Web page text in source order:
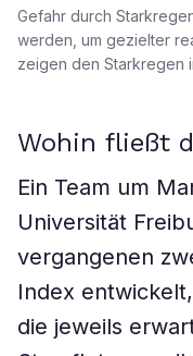
Gefahr durch
werden, um gezielter
zeigen den Starkregen
Wohin fließt
Ein Team um
Universität
vergangenen
Index
die jeweils